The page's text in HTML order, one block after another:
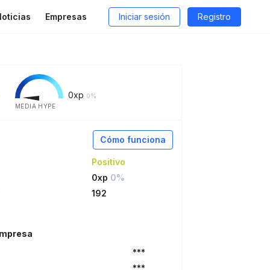
Empresas Iniciar sesión Registro
0xp 0%
MEDIA HYPE
Cómo funciona
Positivo
0xp 0%
192
***
***